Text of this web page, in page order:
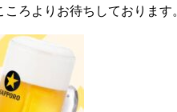
ろよりお待ちしております。